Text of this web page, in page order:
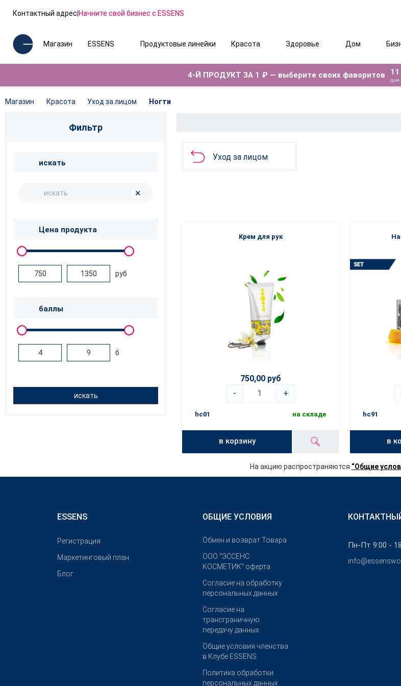
Контактный адрес|Начните свой бизнес с ESSENS
Магазин ESSENS Продуктовые линейки Красота Здоровье Дом
4-Й ПРОДУКТ ЗА 1 ₽ — выберите своих фаворитов 11
ДНЯ
Магазин Красота Уход за лицом Ногти
Фильтр
искать
×
Цена продукта
руб
баллы
б
искать
Уход за лицом
Kрем для рук
750,00 руб
-
+
hc01 на складе
в корзину
hc91
в
На акцию распространяются “Общие
ESSENS
Pегистрация
Маркетинговый план
Блог
ОБЩИЕ УСЛОВИЯ
Обмен и возврат Товара
OOO "ЭССЕНС
КОСМЕТИК" оферта
Согласие на обработку
персональных данных
Согласие на
трансграничную
передачу данных
Общие условия членства
в Клубе ESSENS
Политика обработки
персональных данных
Пн-Пт 9:00 -